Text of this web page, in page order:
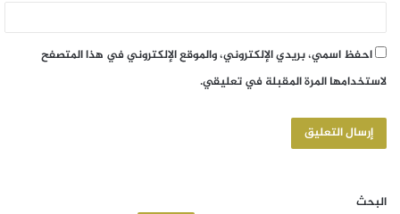
احفظ اسمي، بريدي الإلكتروني، والموقع الإلكتروني في هذا المتصفح
لاستخدامها المرة المقبلة في تعليقي.
البحث